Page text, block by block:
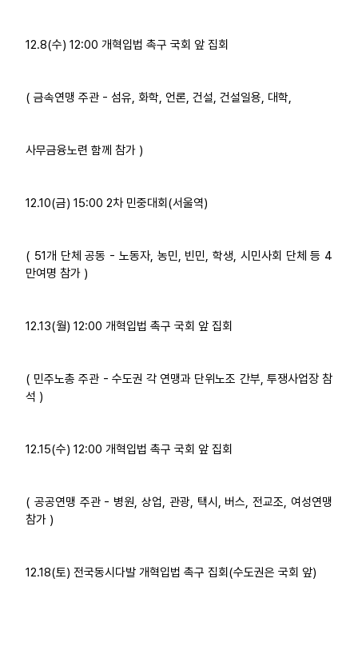
12.8(수) 12:00 개혁입법 촉구 국회 앞 집회
( 금속연맹 주관 - 섬유, 화학, 언론, 건설, 건설일용, 대학,
사무금융노련 함께 참가 )
12.10(금) 15:00 2차 민중대회(서울역)
( 51개 단체 공동 - 노동자, 농민, 빈민, 학생, 시민사회 단체 등 4
만여명 참가 )
12.13(월) 12:00 개혁입법 촉구 국회 앞 집회
( 민주노총 주관 - 수도권 각 연맹과 단위노조 간부, 투쟁사업장 참
석 )
12.15(수) 12:00 개혁입법 촉구 국회 앞 집회
( 공공연맹 주관 - 병원, 상업, 관광, 택시, 버스, 전교조, 여성연맹
참가 )
12.18(토) 전국동시다발 개혁입법 촉구 집회(수도권은 국회 앞)